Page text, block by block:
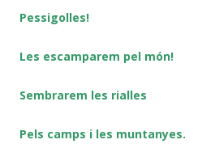
Pessigolles!
Les escamparem pel món!
Sembrarem les rialles
Pels camps i les muntanyes.